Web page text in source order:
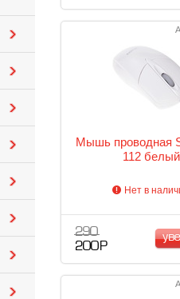
Мышь проводная
112 белый
Нет в
290
200 Р